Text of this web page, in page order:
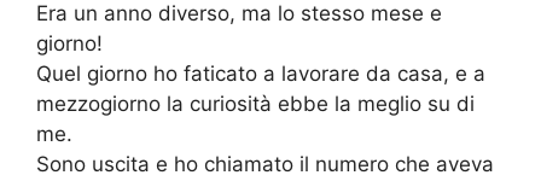
Era un anno diverso, ma lo stesso mese e
giorno!
Quel giorno ho faticato a lavorare da casa, e a
mezzogiorno la curiosità ebbe la meglio su di
me.
Sono uscita e ho chiamato il numero che aveva